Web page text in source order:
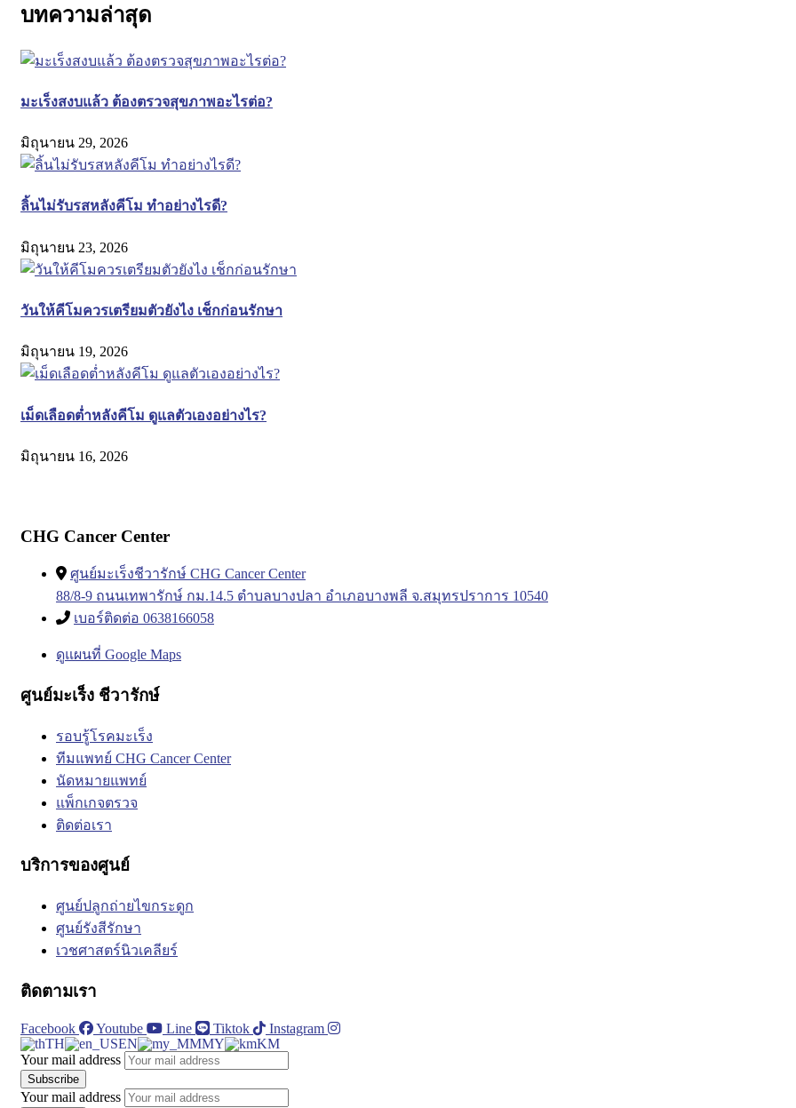
บทความล่าสุด
มะเร็งสงบแล้ว ต้องตรวจสุขภาพอะไรต่อ?
มิถุนายน 29, 2026
ลิ้นไม่รับรสหลังคีโม ทำอย่างไรดี?
มิถุนายน 23, 2026
วันให้คีโมควรเตรียมตัวยังไง เช็กก่อนรักษา
มิถุนายน 19, 2026
เม็ดเลือดต่ำหลังคีโม ดูแลตัวเองอย่างไร?
มิถุนายน 16, 2026
CHG Cancer Center
ศูนย์มะเร็งชีวารักษ์ CHG Cancer Center
88/8-9 ถนนเทพารักษ์ กม.14.5 ตำบลบางปลา อำเภอบางพลี จ.สมุทรปราการ 10540
เบอร์ติดต่อ 0638166058
ดูแผนที่ Google Maps
ศูนย์มะเร็ง ชีวารักษ์
รอบรู้โรคมะเร็ง
ทีมแพทย์ CHG Cancer Center
นัดหมายแพทย์
แพ็กเกจตรวจ
ติดต่อเรา
บริการของศูนย์
ศูนย์ปลูกถ่ายไขกระดูก
ศูนย์รังสีรักษา
เวชศาสตร์นิวเคลียร์
ติดตามเรา
Facebook Youtube Line Tiktok
Instagram
TH
EN MY
KM
Your mail address
Your mail address